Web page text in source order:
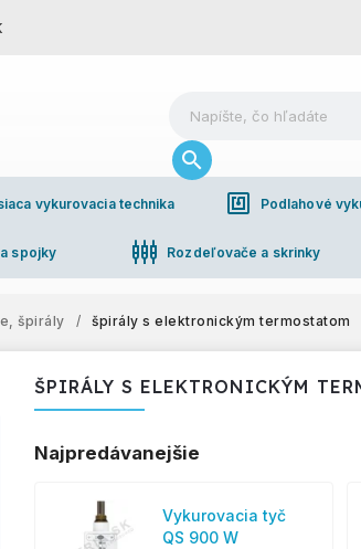
vykurovacia technika nfc Podlahové
spojky settings_input_component Rozdeľovače a skrinky
špirály / špirály s elektronickým termostatom
ŠPIRÁLY S ELEKTRONICKÝM
Najpredávanejšie
Vykurovacia tyč
QS 900 W